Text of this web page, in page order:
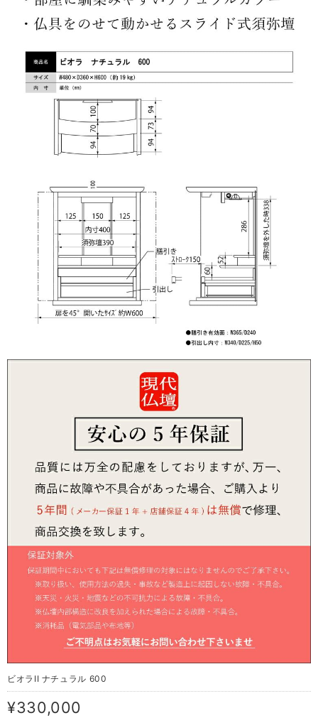
ビオラII ナチュラル 600
¥330,000